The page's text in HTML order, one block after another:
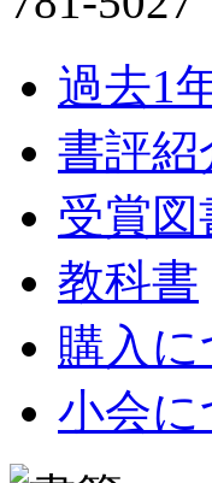
過去1
書評紹
受賞図
教科書
購入に
小会に